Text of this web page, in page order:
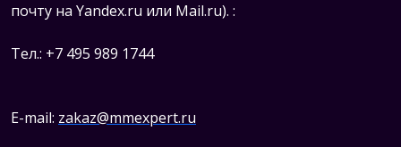
почту на Yandex.ru или Mail.ru). :
Тел.: +7 495 989 1744
E-mail: zakaz@mmexpert.ru